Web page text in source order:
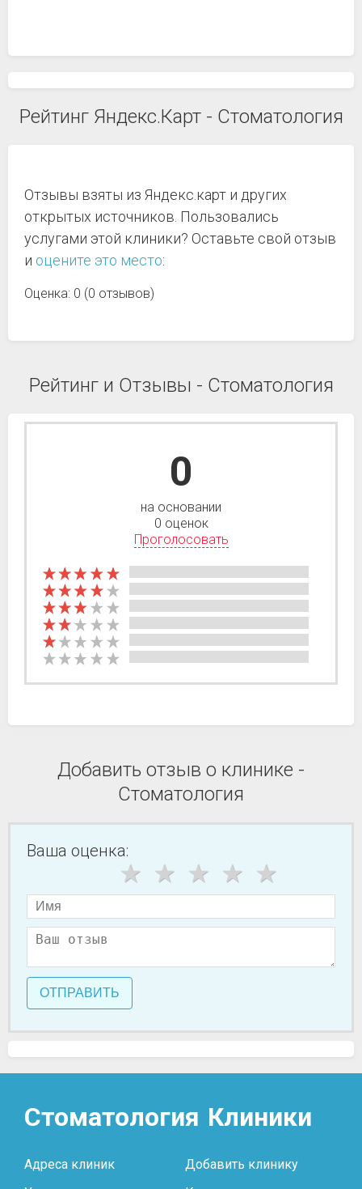
Рейтинг Яндекс.Карт - Стоматология
Отзывы взяты из Яндекс.карт и других
открытых источников. Пользовались
услугами этой клиники? Оставьте свой отзыв
и оцените это место:
Оценка: 0 (0 отзывов)
Рейтинг и Отзывы - Стоматология
0
на основании
0 оценок
Проголосовать
Добавить отзыв о клинике -
Стоматология
Ваша оценка:
ОТПРАВИТЬ
Стоматология Клиники
Адреса клиник
Добавить клинику